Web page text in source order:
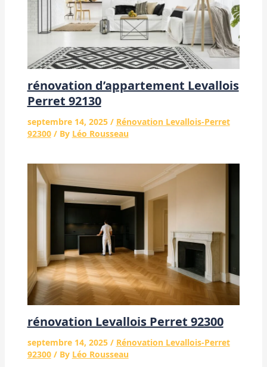
rénovation d’appartement Levallois
Perret 92130
septembre 14, 2025 / Rénovation Levallois-Perret
92300/ By Léo Rousseau
rénovation Levallois Perret 92300
septembre 14, 2025 / Rénovation Levallois-Perret
92300/ By Léo Rousseau